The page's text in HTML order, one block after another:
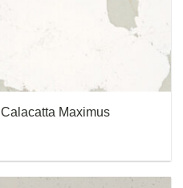
Calacatta Maximus